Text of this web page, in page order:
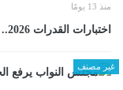
منذ 13 يومًا
اختبارات القدرات 2026.. غلق باب التقدم عبر موقع التنسيق 6 أغسطس
غير مصنف